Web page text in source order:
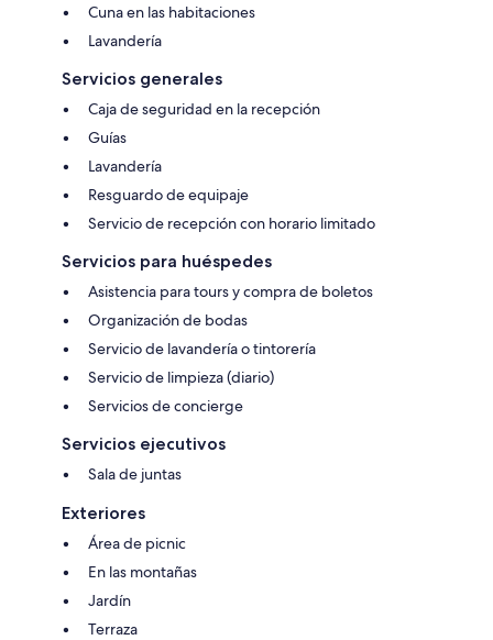
Cuna en las habitaciones
Lavandería
Servicios generales
Caja de seguridad en la recepción
Guías
Lavandería
Resguardo de equipaje
Servicio de recepción con horario limitado
Servicios para huéspedes
Asistencia para tours y compra de boletos
Organización de bodas
Servicio de lavandería o tintorería
Servicio de limpieza (diario)
Servicios de concierge
Servicios ejecutivos
Sala de juntas
Exteriores
Área de picnic
En las montañas
Jardín
Terraza